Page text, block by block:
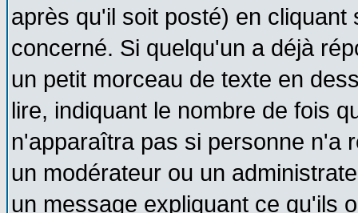
après qu'il soit posté) en
concerné. Si quelqu'un a déjà
un petit morceau de texte en
lire, indiquant le nombre de fois
n'apparaîtra pas si personne n'a
un modérateur ou un
un message expliquant ce qu'ils